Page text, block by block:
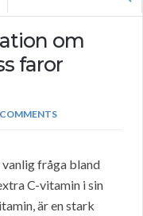
om
faror
fråga bland
C-vitamin i sin
är en stark